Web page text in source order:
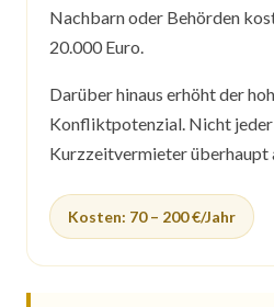
Nachbarn oder Behörden
20.000 Euro.
Darüber hinaus erhöht der
Konfliktpotenzial. Nicht
Kurzzeitvermieter überhaupt
Kosten: 70 – 200 €/Jahr